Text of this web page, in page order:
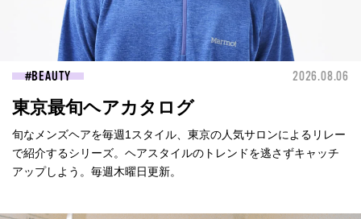
BEAUTY 2026.08.06
東京最旬ヘアカタログ
旬なメンズヘアを毎週1スタイル、東京の人気サロンによるリレー
で紹介するシリーズ。ヘアスタイルのトレンドを逃さずキャッチ
アップしよう。毎週木曜日更新。